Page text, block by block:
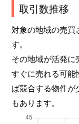
取引数推移
対象の地域の売買
す。
その地域が活発
すぐに売れる可能
ば競合する物件
もあります。